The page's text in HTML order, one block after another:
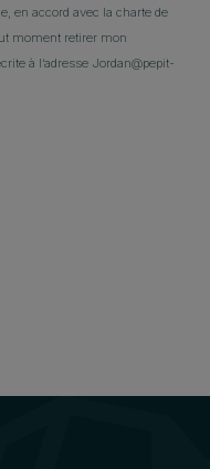
en accord avec la charte de
moment retirer mon
à l’adresse Jordan@pepit-